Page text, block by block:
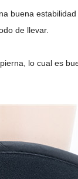
buena estabilidad
de llevar.
lo cual es